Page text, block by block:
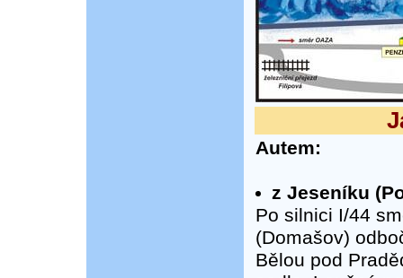
Autem:
z Jeseníku
Po silnici I/44
(Domašov)
Bělou pod